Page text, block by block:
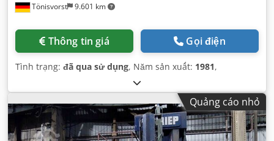
Tönisvorst 9.601 km
Thông tin giá Gọi điện
Tình trạng: đã qua sử dụng, Năm sản xuất: 1981,
Quảng cáo nhỏ